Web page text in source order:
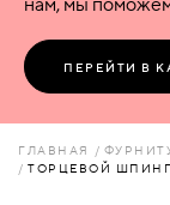
ПЕРЕЙТИ В
ГЛАВНАЯ
ТОРЦЕВОЙ